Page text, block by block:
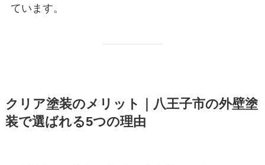
ています。
クリア塗装のメリット｜八王子市の外壁塗
装で選ばれる5つの理由